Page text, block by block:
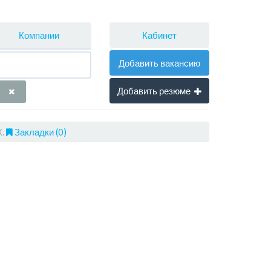
Компании Кабинет
Добавить вакансию
Добавить резюме
Закладки (0)